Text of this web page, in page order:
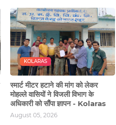
KOLARAS
स्मार्ट मीटर हटाने की मांग को लेकर
मोहल्‍ले वासियों ने विजली विभाग के
अधिकारी को सौंंपा ज्ञापन - Kolaras
August 05, 2026